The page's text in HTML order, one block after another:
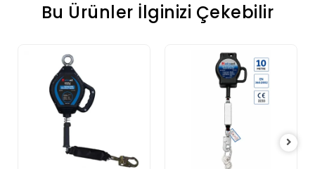
Bu Ürünler İlginizi Çekebilir